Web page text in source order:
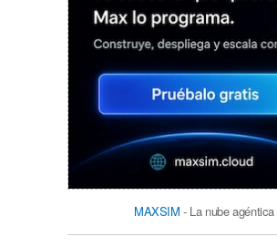
MAXSIM - La nube agéntica